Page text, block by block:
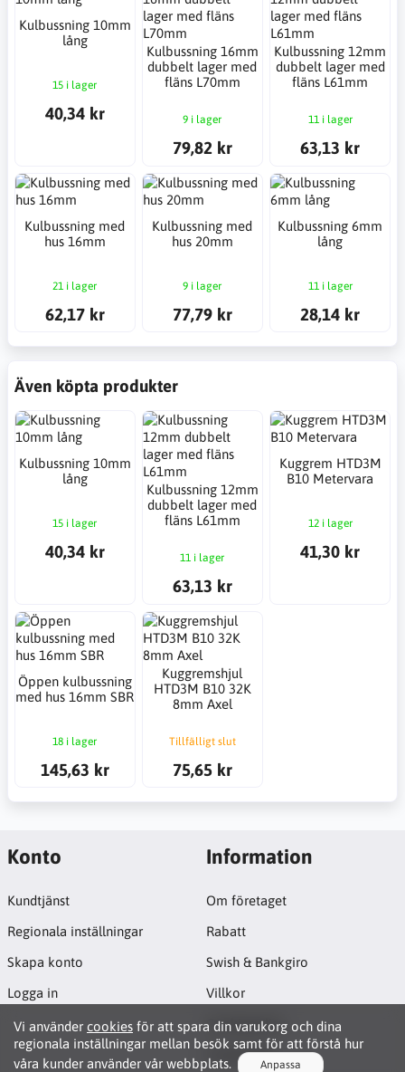
Kulbussning 10mm
lång
15 i lager
40,34 kr
Kulbussning 16mm
dubbelt lager med
fläns L70mm
9 i lager
79,82 kr
Kulbussning 12mm
dubbelt lager med
fläns L61mm
11 i lager
63,13 kr
Kulbussning med
hus 16mm
21 i lager
62,17 kr
Kulbussning med
hus 20mm
9 i lager
77,79 kr
Kulbussning 6mm
lång
11 i lager
28,14 kr
Även köpta produkter
Kulbussning 10mm
lång
15 i lager
40,34 kr
Kulbussning 12mm
dubbelt lager med
fläns L61mm
11 i lager
63,13 kr
Kuggrem HTD3M
B10 Metervara
12 i lager
41,30 kr
Öppen kulbussning
med hus 16mm SBR
18 i lager
145,63 kr
Kuggremshjul
HTD3M B10 32K
8mm Axel
Tillfälligt slut
75,65 kr
Vi använder cookies för att spara din varukorg och dina
regionala inställningar mellan besök samt för att förstå hur
våra kunder använder vår webbplats.
Anpassa
Konto
Kundtjänst
Regionala inställningar
Skapa konto
Logga in
Information
Om företaget
Rabatt
Swish & Bankgiro
Villkor
Cookiepolicy
Projektsida